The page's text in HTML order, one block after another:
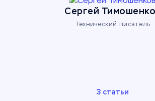
Сергей
Технический писатель
3 статьи